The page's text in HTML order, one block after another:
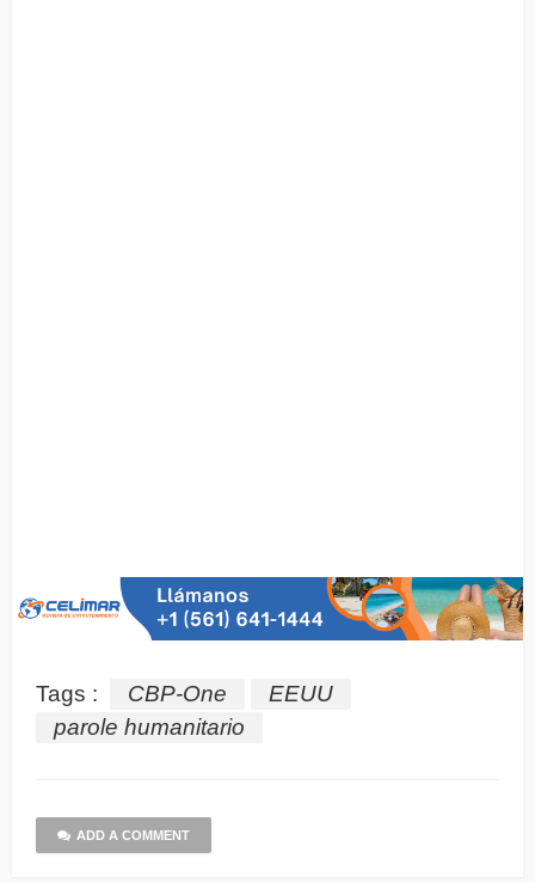
Tags : CBP-One
EEUU
parole humanitario
ADD A COMMENT